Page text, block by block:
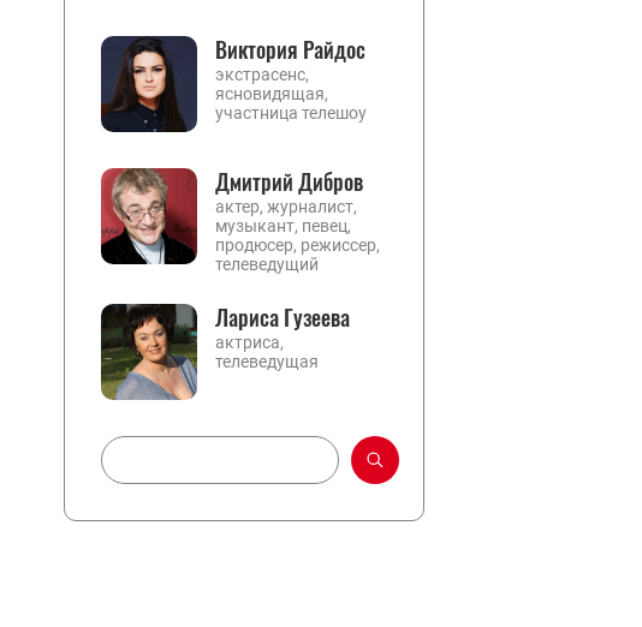
Виктория Райдос
экстрасенс,
ясновидящая,
участница телешоу
Дмитрий Дибров
актер, журналист,
музыкант, певец,
продюсер, режиссер,
телеведущий
Лариса Гузеева
актриса,
телеведущая